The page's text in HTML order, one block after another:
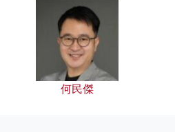
何民傑